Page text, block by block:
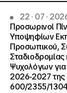
22 · 07 ·
Προσωρινοί
Υποψηφίων
Προσωπικού,
Ψυχολόγων για
2026-2027
600/2355/